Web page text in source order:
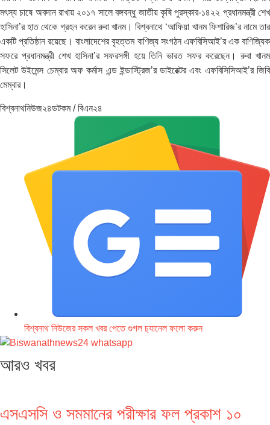
মৎস্য চাষে অবদান রাখায় ২০১৭ সালে বঙ্গবন্ধু জাতীয় কৃষি পুরস্কার-১৪২২ প্রধানমন্ত্রী শেখ
হাসিনা’র হাত থেকে গ্রহন করেন রুবা খানম। বিশ্বনাথে ‘আফিয়া খানম ফিশারিজ’র নামে তার
একটি প্রতিষ্ঠান রয়েছে। বাংলাদেশের বৃহত্তম বাণিজ্য সংগঠন এফবিসিআই’র এক বাণিজ্যিক
সফরে প্রধানমন্ত্রী শেখ হাসিনা’র সফরসঙ্গী হয়ে তিনি ভারত সফর করেছেন। রুবা খানম
সিলেট উইমেন্স চেম্বার অফ কর্মাস এন্ড ইন্ডাস্ট্রিজ’র ডাইরেক্টর এবং এফবিসিসিআই’র জিবি
মেম্বার।
বিশ্বনাথনিউজ২৪ডটকম / বিএন২৪
বিশ্বনাথ নিউজের সকল খবর পেতে গুগল চ‌্যানেল ফলো করুন
আরও খবর
এসএসসি ও সমমানের পরীক্ষার ফল প্রকাশ ১০